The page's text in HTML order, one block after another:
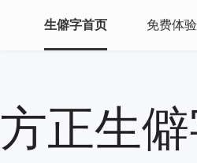
生僻字首页 免费体验
方正生